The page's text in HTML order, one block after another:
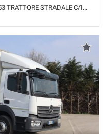
STRADALE C/IMPIANTO EURO 6
pastello • ABS • Cerchi in